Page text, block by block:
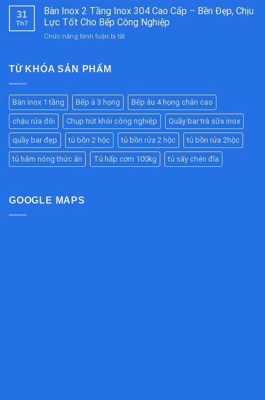
Bền
Bỉ
Nhà
Nghiệp
Inox
304
Cao
Quả
Cho
Nhà
Hàng,
Bếp
Ăn
Công
Mỡ
Inox
304
Công
Giải
Pháp
Chống
Tắc
Đường
Ống
Hiệu
Quả
31
Th7
Bàn Inox 2 Tầng Inox 304 Cao Cấp – Bền Đẹp, Chịu
Lực Tốt Cho Bếp Công Nghiệp
Chức năng bình luận bị tắtở
304
Cao
Cấp
–
Bền
Đẹp,
Chịu
Lực
TỪ KHÓA SẢN PHẨM
Bàn inox 1 tầng Bếp á 3 họng Bếp âu 4 họng chân cao
chậu rửa đôi Chụp hút khói công nghiệp Quầy bar trà sữa inox
quầy bar đẹp tủ bồn 2 hộc tủ bồn rửa 2 hộc tủ bồn rửa 2hộc
tủ hâm nóng thức ăn Tủ hấp cơm 100kg tủ sấy chén đĩa
GOOGLE MAPS